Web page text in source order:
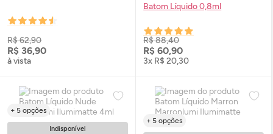
R$ 62,90
R$ 36,90
à vista
Batom Líquido 0,8ml
R$ 88,40
R$ 60,90
3x R$ 20,30
+ 5 opções
Indisponível
+ 5 opções